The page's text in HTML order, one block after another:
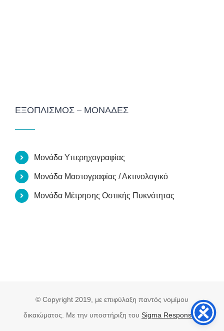
ΕΞΟΠΛΙΣΜΌΣ – ΜΟΝΆΔΕΣ
Μονάδα Υπερηχογραφίας
Μονάδα Μαστογραφίας / Ακτινολογικό
Μονάδα Μέτρησης Οστικής Πυκνότητας
© Copyright 2019, με επιφύλαξη παντός νομίμου
δικαιώματος. Με την υποστήριξη του Sigma Responsive